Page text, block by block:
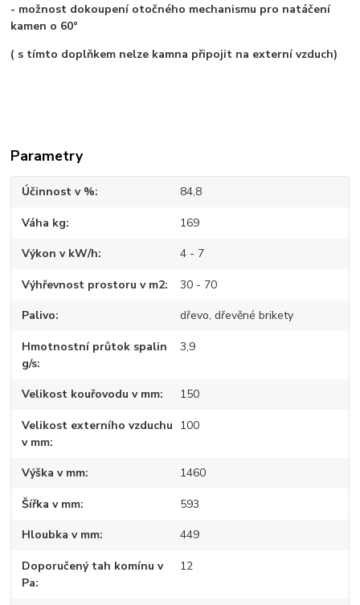
- možnost dokoupení otočného mechanismu pro natáčení
kamen o 60°
( s tímto doplňkem nelze kamna připojit na externí vzduch)
Parametry
Účinnost v % 84,8
Váha kg 169
Výkon v kW/h 4 - 7
Výhřevnost prostoru v m2 30 - 70
Palivo dřevo, dřevěné brikety
Hmotnostní průtok spalin
g/s
3,9
Velikost kouřovodu v mm 150
Velikost externího vzduchu
v mm
100
Výška v mm 1460
Šířka v mm 593
Hloubka v mm 449
Doporučený tah komínu v
Pa
12